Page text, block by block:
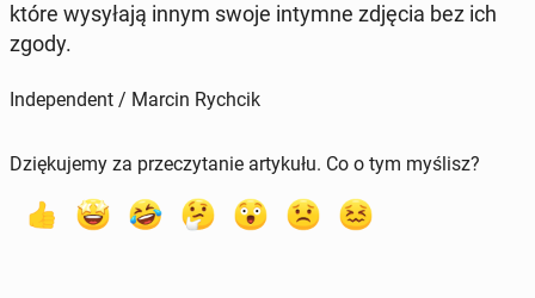
które wy­sy­ła­ją innym swoje intymne zdjęcia bez ich
zgody.
Independent / Marcin Rychcik
Dziękujemy za przeczytanie artykułu. Co o tym myślisz?